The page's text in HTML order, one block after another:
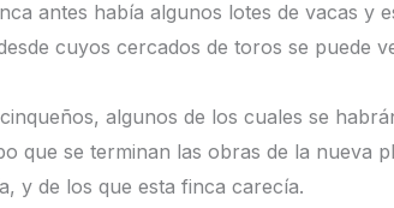
antes había algunos lotes de vacas y
cuyos cercados de toros se puede
algunos de los cuales se
que se terminan las obras de la nueva
y de los que esta finca carecía.